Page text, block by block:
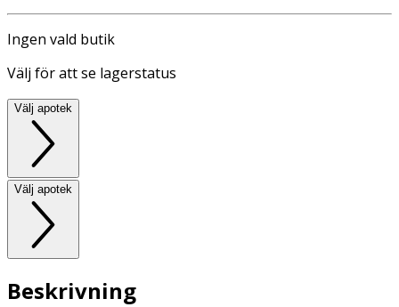
Ingen vald butik
Välj för att se lagerstatus
Välj apotek
Välj apotek
Beskrivning